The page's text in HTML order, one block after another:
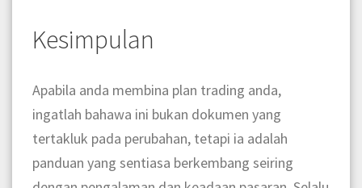
Kesimpulan
Apabila anda membina plan trading anda,
ingatlah bahawa ini bukan dokumen yang
tertakluk pada perubahan, tetapi ia adalah
panduan yang sentiasa berkembang seiring